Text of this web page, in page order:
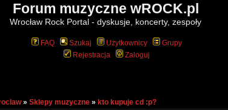
Forum muzyczne wROCK.pl
Wrocław Rock Portal - dyskusje, koncerty, zespoły
FAQ Szukaj Użytkownicy
Grupy
Rejestracja
Zaloguj
» Sklepy muzyczne » kto kupuje cd :p?